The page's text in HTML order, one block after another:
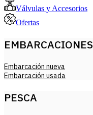
Válvulas y Accesorios
Ofertas
EMBARCACIONES
Embarcación nueva
Embarcación usada
PESCA